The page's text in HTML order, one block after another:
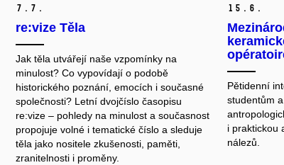
7. 7.
re:vize Těla
Jak těla utvářejí naše vzpomínky na
minulost? Co vypovídají o podobě
historického poznání, emocích i současné
společnosti? Letní dvojčíslo časopisu
re:vize – pohledy na minulost a současnost
propojuje volné i tematické číslo a sleduje
těla jako nositele zkušenosti, paměti,
zranitelnosti i proměny.
15. 6.
Pětidenní
studentům
i praktickou
nálezů.